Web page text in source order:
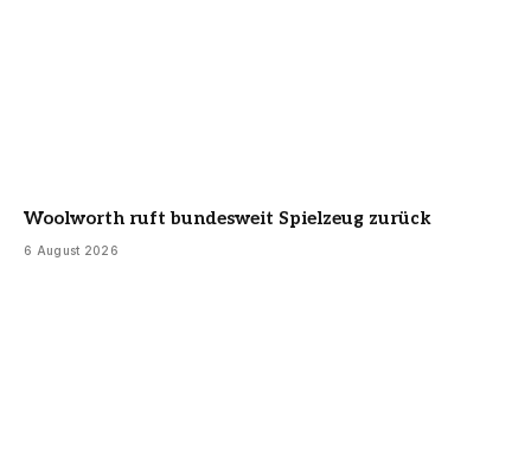
Woolworth ruft bundesweit Spielzeug zurück
6 August 2026